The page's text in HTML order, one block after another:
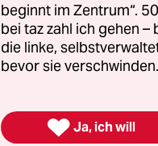
beginnt im Zentrum“.
bei taz zahl ich gehen
die linke,
bevor sie
 Ja, ich will